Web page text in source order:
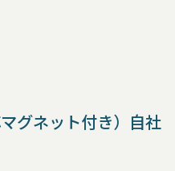
グネット付き）自社